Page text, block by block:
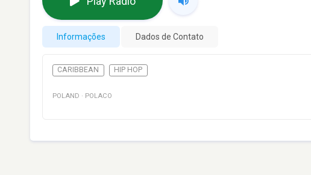
Informações Dados de Contato
CARIBBEAN HIP HOP
POLAND · POLACO